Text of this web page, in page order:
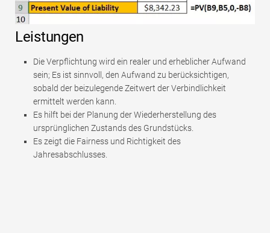
Leistungen
Die Verpflichtung wird ein realer und erheblicher Aufwand
sein; Es ist sinnvoll, den Aufwand zu berücksichtigen,
sobald der beizulegende Zeitwert der Verbindlichkeit
ermittelt werden kann.
Es hilft bei der Planung der Wiederherstellung des
ursprünglichen Zustands des Grundstücks.
Es zeigt die Fairness und Richtigkeit des
Jahresabschlusses.